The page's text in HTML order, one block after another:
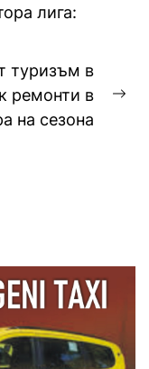
лига:
туризъм в
ремонти в
на сезона